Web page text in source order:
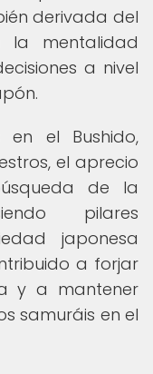
derivada del
la mentalidad
a nivel
en el Bushido,
el aprecio
de la
pilares
japonesa
a forjar
y a mantener
samuráis en el